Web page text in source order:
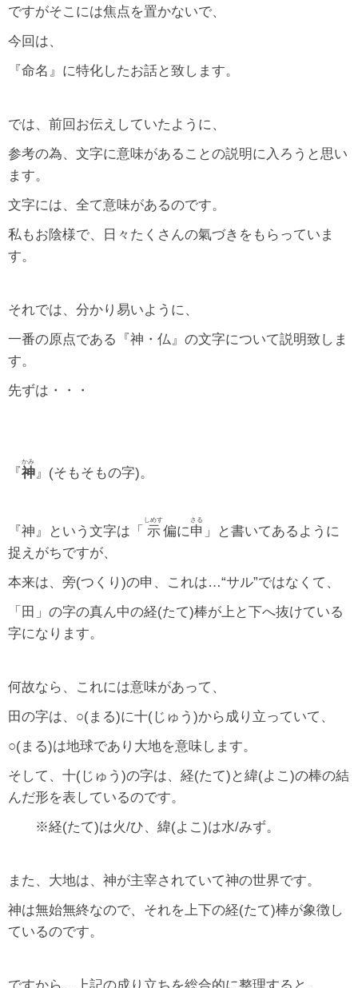
ですがそこには焦点を置かないで、
今回は、
『命名』に特化したお話と致します。
では、前回お伝えしていたように、
参考の為、文字に意味があることの説明に入ろうと思い
ます。
文字には、全て意味があるのです。
私もお陰様で、日々たくさんの氣づきをもらっていま
す。
それでは、分かり易いように、
一番の原点である『神・仏』の文字について説明致しま
す。
先ずは・・・
『神
かみ
』(そもそもの字)。
『神』という文字は「 示
しめす
偏に申
さる
」と書いてあるように
捉えがちですが、
本来は、旁(つくり)の申、これは…“サル”ではなくて、
「田」の字の真ん中の経(たて)棒が上と下へ抜けている
字になります。
何故なら、これには意味があって、
田の字は、○(まる)に十(じゅう)から成り立っていて、
○(まる)は地球であり大地を意味します。
そして、十(じゅう)の字は、経(たて)と緯(よこ)の棒の結
んだ形を表しているのです。
※経(たて)は火/ひ、緯(よこ)は水/みず。
また、大地は、神が主宰されていて神の世界です。
神は無始無終なので、それを上下の経(たて)棒が象徴し
ているのです。
ですから、上記の成り立ちを総合的に整理すると、